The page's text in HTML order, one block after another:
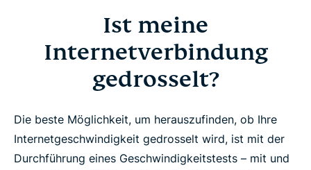
Ist meine
Internetverbindung
gedrosselt?
Die beste Möglichkeit, um herauszufinden, ob Ihre
Internetgeschwindigkeit gedrosselt wird, ist mit der
Durchführung eines Geschwindigkeitstests – mit und